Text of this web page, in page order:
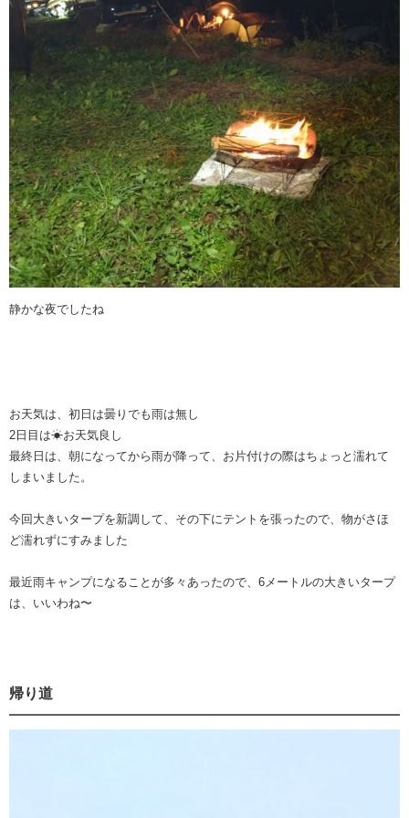
静かな夜でしたね
お天気は、初日は曇りでも雨は無し
2日目は☀お天気良し
最終日は、朝になってから雨が降って、お片付けの際はちょっと濡れて
しまいました。
今回大きいタープを新調して、その下にテントを張ったので、物がさほ
ど濡れずにすみました
最近雨キャンプになることが多々あったので、6メートルの大きいタープ
は、いいわね〜
帰り道